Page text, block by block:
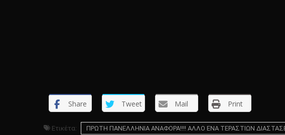
Share Tweet Mail Print
Ετικέτα: ΠΡΩΤΗ ΠΑΝΕΛΛΗΝΙΑ ΑΝΑΦΟΡΑ!!!! ΑΛΛΟ ΕΝΑ ΤΕΡΑΣΤΙΩΝ